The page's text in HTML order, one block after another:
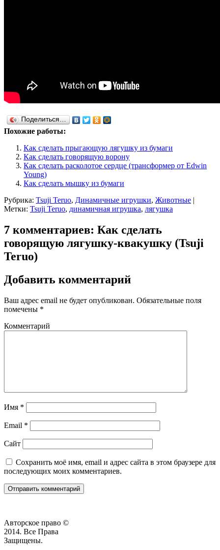
Поделиться…
Похожие работы:
Как сделать прыгающую лягушку из бумаги
Как сделать говорящую ворону
Как сделать расколотое сердце (трансформер от Edwin
Young)
Как сделать мышку из бумаги
Рубрика: Tsuji Teruo, Динамичные игрушки, Животные |
Метки: Tsuji Teruo, динамичная игрушка, лягушка
7 комментариев: Как сделать
говорящую лягушку-квакушку (Tsuji
Teruo)
Добавить комментарий
Ваш адрес email не будет опубликован. Обязательные поля
помечены *
Комментарий
Имя *
Email *
Сайт
Сохранить моё имя, email и адрес сайта в этом браузере для
последующих моих комментариев.
Авторское право ©
2014. Все Права
Защищены.